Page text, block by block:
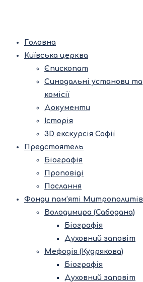
Головна
Київська церква
Єпископат
Синодальні установи та
комісії
Документи
Історія
3D екскурсія Софії
Предстоятель
Біографія
Проповіді
Послання
Фонди пам’яті Митрополитів
Володимира (Сабодана)
Біографія
Духовний заповіт
Мефодія (Кудрякова)
Біографія
Духовний заповіт